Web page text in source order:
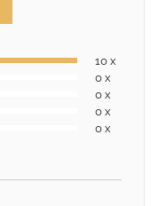
10 x
0 x
0 x
0 x
0 x